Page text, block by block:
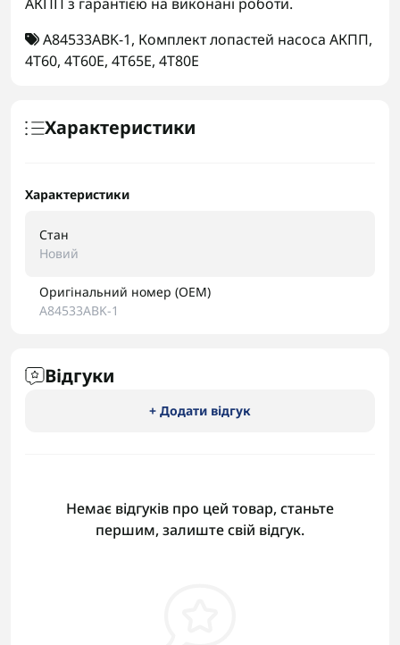
A84533ABK-1, Комплект лопастей насоса АКПП,
4T60, 4T60E, 4T65E, 4T80E
Характеристики
Характеристики
Стан
Новий
Оригінальний номер (OEM)
A84533ABK-1
Відгуки
+ Додати відгук
Немає відгуків про цей товар, станьте
першим, залиште свій відгук.